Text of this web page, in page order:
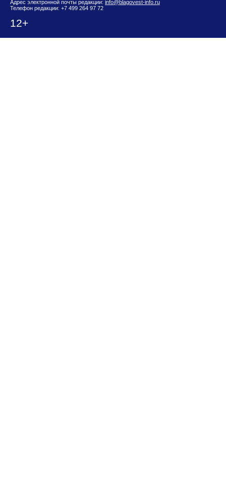
Адрес электронной почты редакции: info@blagovest-info.ru
Телефон редакции: +7 499 264 97 72
12+